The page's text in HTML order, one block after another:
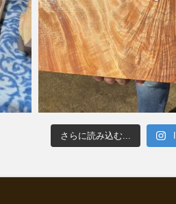
さらに読み込む...